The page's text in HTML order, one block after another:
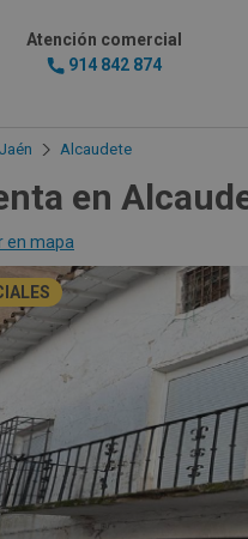
Atención comercial
914 842 874
Jaén Alcaudete
en
en mapa